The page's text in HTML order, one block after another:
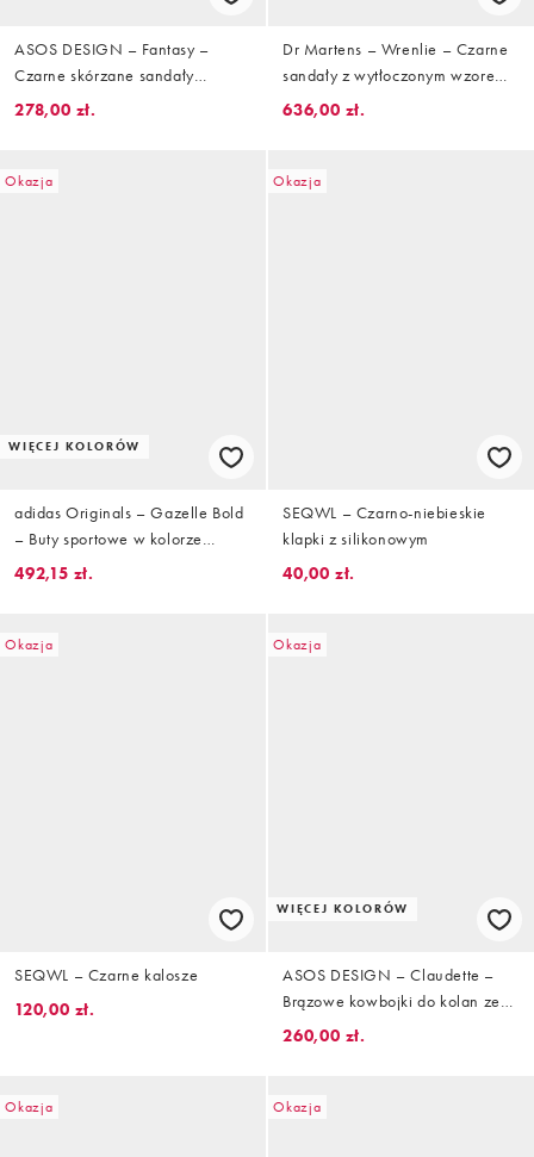
ASOS DESIGN – Fantasy –
Czarne skórzane sandały
premium z wąskimi paskami i
278,00 zł.
Dr Martens – Wrenlie – Czarne
sandały z wytłoczonym wzorem
w kwiaty
636,00 zł.
Okazja
WIĘCEJ KOLORÓW
adidas Originals – Gazelle Bold
– Buty sportowe w kolorze
jasnoniebieskim i białym
492,15 zł.
Okazja
SEQWL – Czarno-niebieskie
klapki z silikonowym
40,00 zł.
Okazja
SEQWL – Czarne kalosze
120,00 zł.
Okazja
WIĘCEJ KOLORÓW
ASOS DESIGN – Claudette –
Brązowe kowbojki do kolan ze
wzorem skóry krokodyla
260,00 zł.
Okazja Okazja